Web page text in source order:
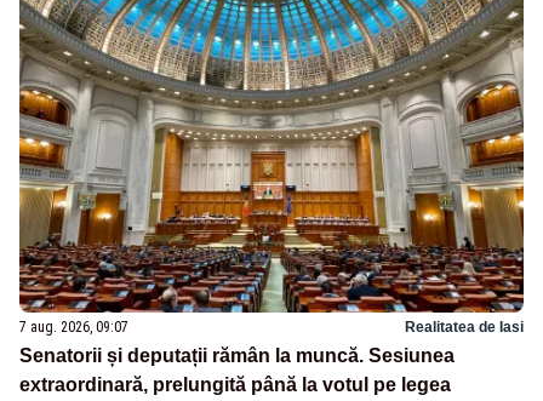
7 aug. 2026, 09:07 Realitatea de Iasi
Senatorii și deputații rămân la muncă. Sesiunea
extraordinară, prelungită până la votul pe legea